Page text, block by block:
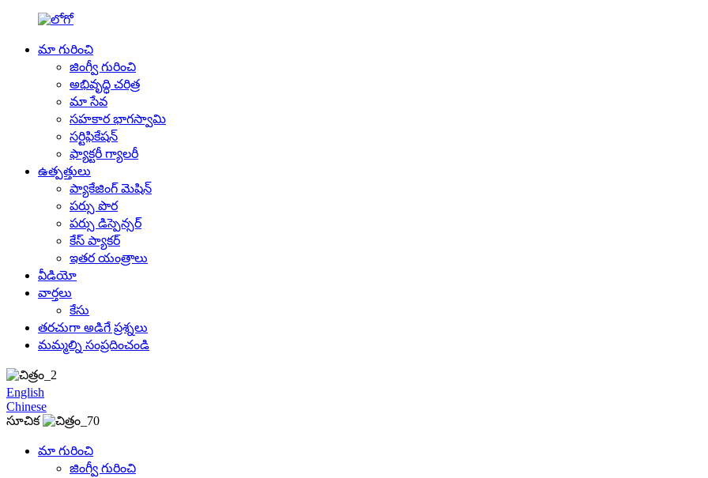
మా గురించి
జింగ్వీ గురించి
అభివృద్ధి చరిత్ర
మా సేవ
సహకార భాగస్వామి
సర్టిఫికేషన్
ఫ్యాక్టరీ గ్యాలరీ
ఉత్పత్తులు
ప్యాకేజింగ్ మెషిన్
పర్సు పొర
పర్సు డిస్పెన్సర్
కేస్ ప్యాకర్
ఇతర యంత్రాలు
వీడియో
వార్తలు
కేసు
తరచుగా అడిగే ప్రశ్నలు
మమ్మల్ని సంప్రదించండి
English
Chinese
సూచిక
మా గురించి
జింగ్వీ గురించి